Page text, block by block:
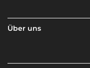
Über uns